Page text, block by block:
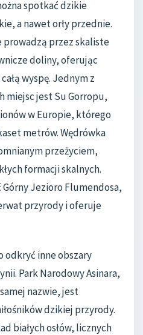
spotkać dzikie
a nawet orły przednie.
przez skaliste
doliny, oferując
wyspę. Jednym z
miejsc jest Su Gorropu,
w Europie, którego
metrów. Wędrówka
przeżyciem,
formacji skalnych.
Jezioro Flumendosa,
przyrody i oferuje
odkryć inne obszary
Park Narodowy Asinara,
nazwie, jest
dzikiej przyrody.
białych osłów, licznych